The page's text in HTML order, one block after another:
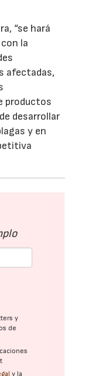
“se hará
la
afectadas,
productos
desarrollar
y en
y
de
y la